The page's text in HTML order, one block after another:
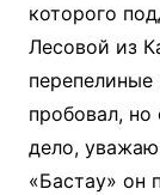
которого
Лесовой из
перепелиные
пробовал,
дело,
«Бастау» он